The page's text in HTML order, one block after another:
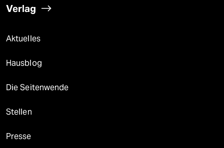
Verlag
Aktuelles
Hausblog
Die Seitenwende
Stellen
Presse